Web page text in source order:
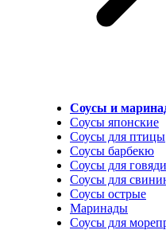
Соусы и
Соусы японские
Соусы для птицы
Соусы барбекю
Соусы для
Соусы для
Соусы острые
Маринады
Соусы для